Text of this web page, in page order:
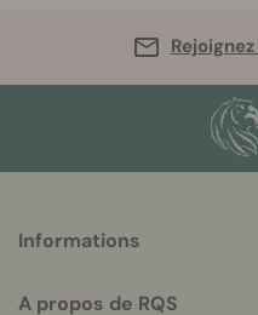
helpful
Informations
A propos de RQS